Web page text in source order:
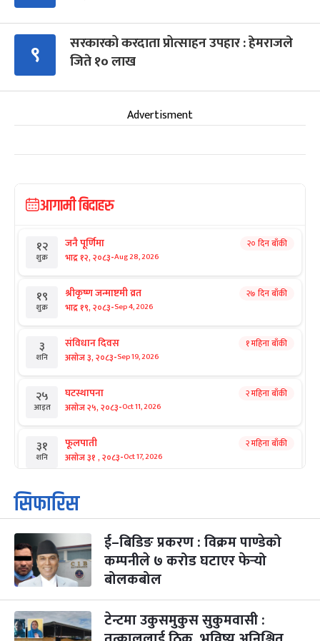
९
सरकारको करदाता प्रोत्साहन उपहार : हेमराजले
जिते १० लाख
Advertisment
आगामी बिदाहरु
१२
शुक्र
जनै पूर्णिमा
भाद्र १२, २०८३-Aug 28, 2026
२० दिन बाँकी
१९
शुक्र
श्रीकृष्ण जन्माष्टमी व्रत
भाद्र १९, २०८३-Sep 4, 2026
२७ दिन बाँकी
३
शनि
संविधान दिवस
असोज ३, २०८३-Sep 19, 2026
१ महिना बाँकी
२५
आइत
घटस्थापना
असोज २५, २०८३-Oct 11, 2026
२ महिना बाँकी
३१
शनि
फूलपाती
असोज ३१ , २०८३-Oct 17, 2026
२ महिना बाँकी
१
आइत
कार्तिक सङ्क्रान्ति
कार्तिक १, २०८३
३
मंगल
महानवमी
कार्तिक ३, २०८३-Oct 20, 2026
२ महिना बाँकी
४
सिफारिस
ई–बिडिङ प्रकरण : विक्रम पाण्डेको
कम्पनीले ७ करोड घटाएर फेर्‍यो
बोलकबोल
टेन्टमा उकुसमुकुस सुकुमवासी :